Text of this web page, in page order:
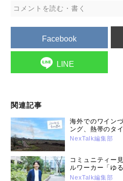
コメントを読む・書く
Facebook
LINE
関連記事
海外でのワイン
ング、熱帯のタ
NexTalk編集部
コミュニティー
ルワーカー「ゆ
嶋 大介さん（
NexTalk編集部